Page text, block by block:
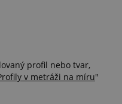
profil nebo tvar,
v metráži na míru"